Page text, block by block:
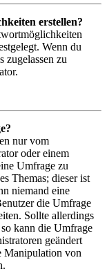
erstellen?
Wenn du
zugelassen zu
nur vom
oder einem
Umfrage zu
Themas; dieser ist
niemand eine
die Umfrage
Sollte allerdings
kann die Umfrage
geändert
Manipulation von